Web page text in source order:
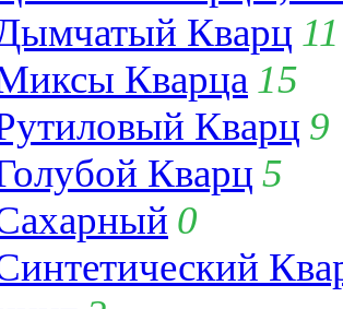
Кварц 11
Кварца 15
Кварц 9
Кварц 5
0